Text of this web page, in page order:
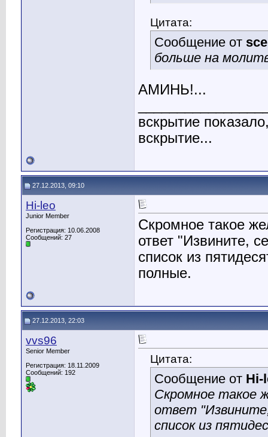
Цитата:
Сообщение от
больше на
АМИНЬ!...
вскрытие
вскрытие...
27.12.2013, 09:10
Hi-leo
Junior Member
Регистрация: 10.06.2008
Сообщений: 27
Скромное такое
ответ "Извините,
список из
полные.
27.12.2013, 22:03
vvs96
Senior Member
Регистрация: 18.11.2009
Сообщений: 192
Цитата:
Сообщение от Hi-
Скромное такое
ответ
список из